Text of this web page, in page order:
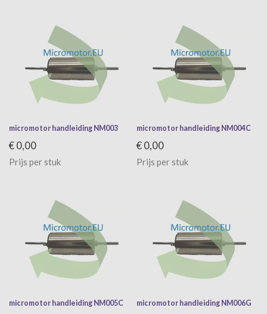
micromotor handleiding NM003
€ 0,00
Prijs per stuk
micromotor handleiding NM004C
€ 0,00
Prijs per stuk
micromotor handleiding NM005C micromotor handleiding NM006G